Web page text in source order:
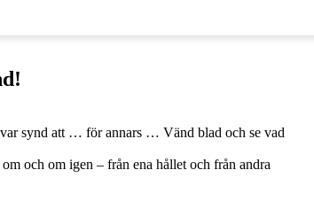
synd att … för annars … Vänd blad och se vad
och om igen – från ena hållet och från andra